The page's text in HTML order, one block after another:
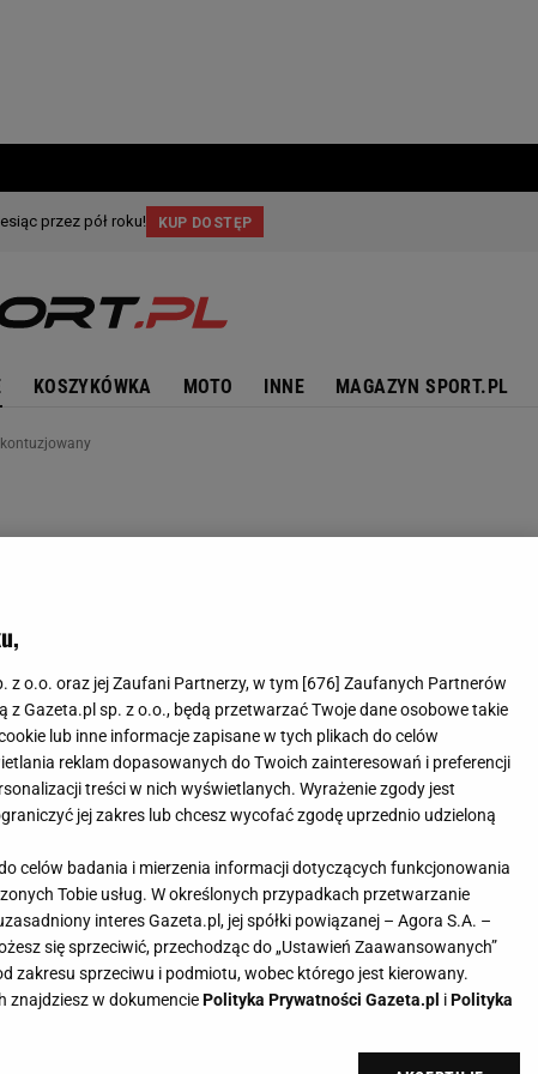
KOSZYKÓWKA MOTO INNE MAGAZYN SPORT.PL
z o.o. oraz jej Zaufani Partnerzy, w tym [676] Zaufanych Partnerów
z Gazeta.pl sp. z o.o., będą przetwarzać Twoje dane osobowe takie
lub inne informacje zapisane w tych plikach do celów
reklam dopasowanych do Twoich zainteresowań i preferencji
treści w nich wyświetlanych. Wyrażenie zgody jest
jej zakres lub chcesz wycofać zgodę uprzednio udzieloną
celów badania i mierzenia informacji dotyczących funkcjonowania
Tobie usług. W określonych przypadkach przetwarzanie
interes Gazeta.pl, jej spółki powiązanej – Agora S.A. –
się sprzeciwić, przechodząc do „Ustawień Zaawansowanych”
zakresu sprzeciwu i podmiotu, wobec którego jest kierowany.
znajdziesz w dokumenciePolityka Prywatności Gazeta.pl iPolityka